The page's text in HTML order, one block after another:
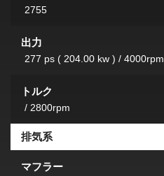
2755
出力
277 ps ( 204.00 kw ) / 4000rpm
トルク
/ 2800rpm
排気系
マフラー